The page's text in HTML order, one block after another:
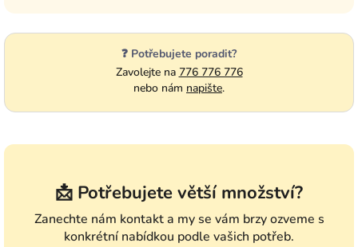
❓ Potřebujete poradit?
Zavolejte na 776 776 776
nebo nám napište.
📩 Potřebujete větší množství?
Zanechte nám kontakt a my se vám brzy ozveme s
konkrétní nabídkou podle vašich potřeb.